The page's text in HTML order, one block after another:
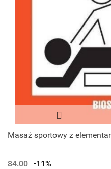
Masaż sportowy z
84.00 -11%